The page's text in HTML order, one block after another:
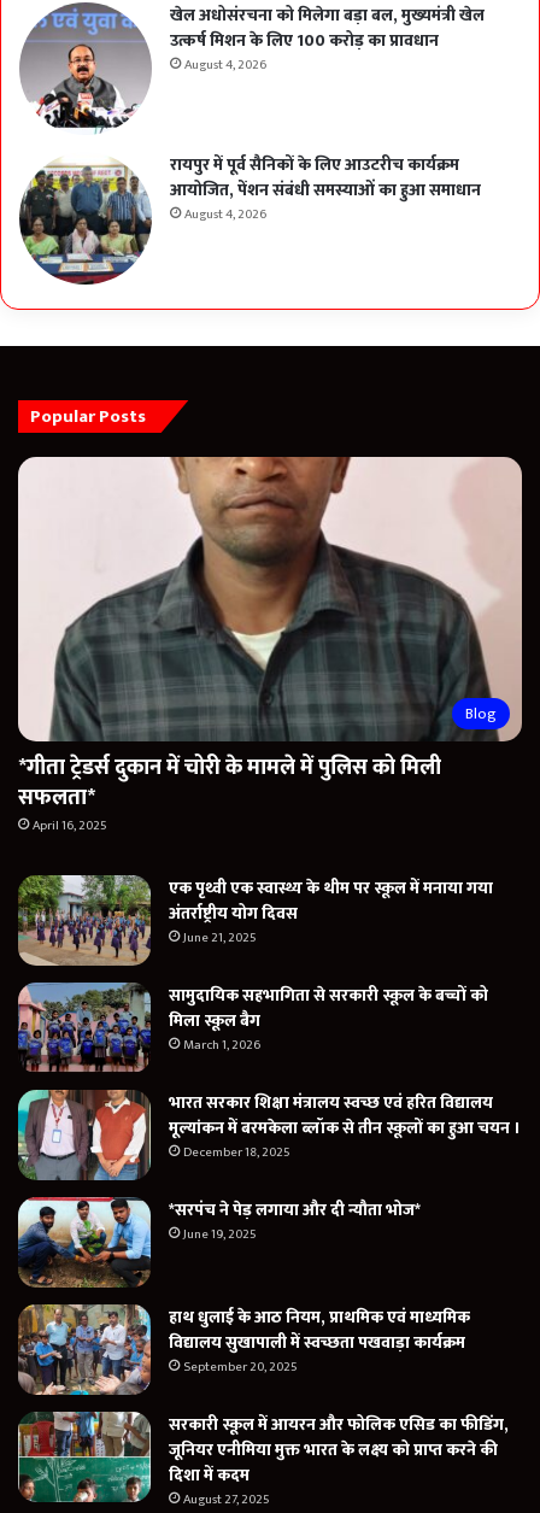
खेल अधोसंरचना को मिलेगा बड़ा बल, मुख्यमंत्री खेल
उत्कर्ष मिशन के लिए 100 करोड़ का प्रावधान
August 4, 2026
रायपुर में पूर्व सैनिकों के लिए आउटरीच कार्यक्रम
आयोजित, पेंशन संबंधी समस्याओं का हुआ समाधान
August 4, 2026
Popular Posts
Blog
*गीता ट्रेडर्स दुकान में चोरी के मामले में पुलिस को मिली
सफलता*
April 16, 2025
एक पृथ्वी एक स्वास्थ्य के थीम पर स्कूल में मनाया गया
अंतर्राष्ट्रीय योग दिवस
June 21, 2025
सामुदायिक सहभागिता से सरकारी स्कूल के बच्चों को
मिला स्कूल बैग
March 1, 2026
भारत सरकार शिक्षा मंत्रालय स्वच्छ एवं हरित विद्यालय
मूल्यांकन में बरमकेला ब्लॉक से तीन स्कूलों का हुआ चयन ।
December 18, 2025
*सरपंच ने पेड़ लगाया और दी न्यौता भोज*
June 19, 2025
हाथ धुलाई के आठ नियम, प्राथमिक एवं माध्यमिक
विद्यालय सुखापाली में स्वच्छता पखवाड़ा कार्यक्रम
September 20, 2025
सरकारी स्कूल में आयरन और फोलिक एसिड का फीडिंग,
जूनियर एनीमिया मुक्त भारत के लक्ष्य को प्राप्त करने की
दिशा में कदम
August 27, 2025